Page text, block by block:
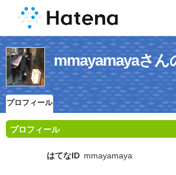
mmayamayaさん
プロフィール
プロフィール
はてなID mmayamaya